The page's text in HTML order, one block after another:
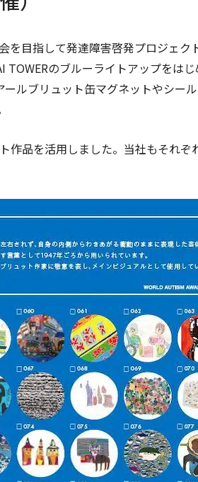
を目指して発達障害啓発プロジェク
のブルーライトアップをは
ルブリュット缶マグネットやシー
作品を活用しました。当社もそれぞ